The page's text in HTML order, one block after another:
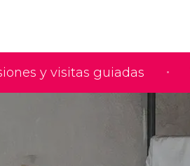
y visitas guiadas